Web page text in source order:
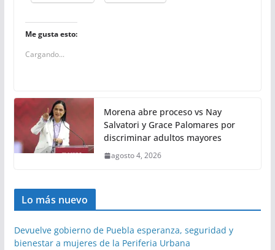
Me gusta esto:
Cargando...
Morena abre proceso vs Nay
Salvatori y Grace Palomares por
discriminar adultos mayores
agosto 4, 2026
Lo más nuevo
Devuelve gobierno de Puebla esperanza, seguridad y
bienestar a mujeres de la Periferia Urbana